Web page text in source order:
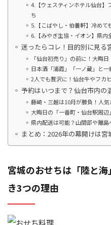
4.【ウェスティンホテル仙台】
ち
5.【こばやし・伯養軒】冷めて
6.【みやぎ生協・イオン】県
迷ったらコレ！目的別に見る
「仙台初売り」の前に！大晦
日本酒「浦霞」「一ノ蔵」と
2人でも贅沢に！仙台牛やフカ
予約はいつまで？仙台市内の
藤崎・三越は10月が勝負！人
大晦日の「一番町・仙台駅周
県内配送は可能？山間部や離
まとめ：2026年の幕開けは
宮城のおせちは「陸と
き3つの理由